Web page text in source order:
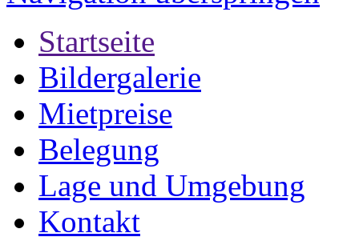
Startseite
Bildergalerie
Mietpreise
Belegung
Lage und Umgebung
Kontakt